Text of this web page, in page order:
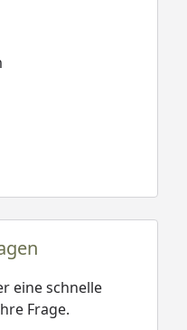
eine schnelle
Frage.